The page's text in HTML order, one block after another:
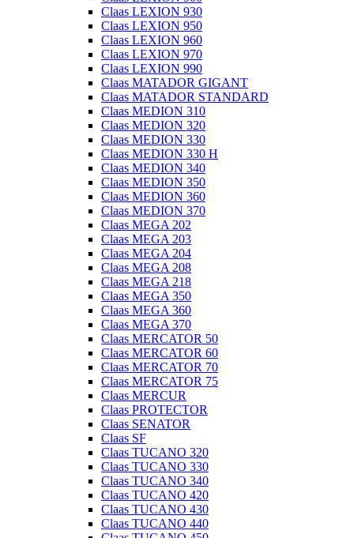
Claas LEXION 930
Claas LEXION 950
Claas LEXION 960
Claas LEXION 970
Claas LEXION 990
Claas MATADOR GIGANT
Claas MATADOR STANDARD
Claas MEDION 310
Claas MEDION 320
Claas MEDION 330
Claas MEDION 330 H
Claas MEDION 340
Claas MEDION 350
Claas MEDION 360
Claas MEDION 370
Claas MEGA 202
Claas MEGA 203
Claas MEGA 204
Claas MEGA 208
Claas MEGA 218
Claas MEGA 350
Claas MEGA 360
Claas MEGA 370
Claas MERCATOR 50
Claas MERCATOR 60
Claas MERCATOR 70
Claas MERCATOR 75
Claas MERCUR
Claas PROTECTOR
Claas SENATOR
Claas SF
Claas TUCANO 320
Claas TUCANO 330
Claas TUCANO 340
Claas TUCANO 420
Claas TUCANO 430
Claas TUCANO 440